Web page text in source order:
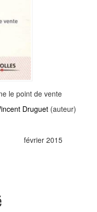
le point de vente
Druguet(auteur)
février 2015